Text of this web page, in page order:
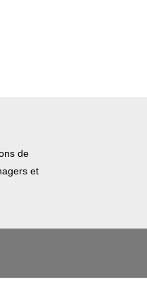
de
et